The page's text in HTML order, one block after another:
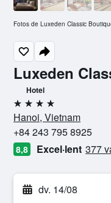
Luxeden
Hotel
4 estrelles
Hanoi, Vietnam
+84 243 795 8925
8,8 Excel·lent 377
dv. 14/08
Fotos de Luxeden Classic